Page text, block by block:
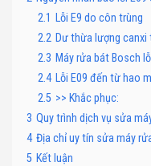
2.1 Lỗi E9 do côn trùng
2.2 Dư thừa lượng
2.3 Máy rửa bát Bosch
2.4 Lỗi E09 đến từ hao
2.5 >> Khắc phục:
3 Quy trình dịch vụ sửa
4 Địa chỉ uy tín sửa máy
5 Kết luận